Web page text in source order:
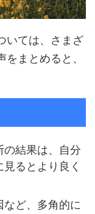
いては、さまざ
まとめると、
の結果は、自分
るとより良く
ど、多角的に